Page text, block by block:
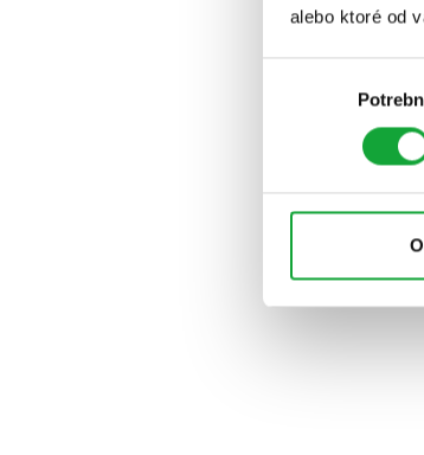
alebo ktoré od